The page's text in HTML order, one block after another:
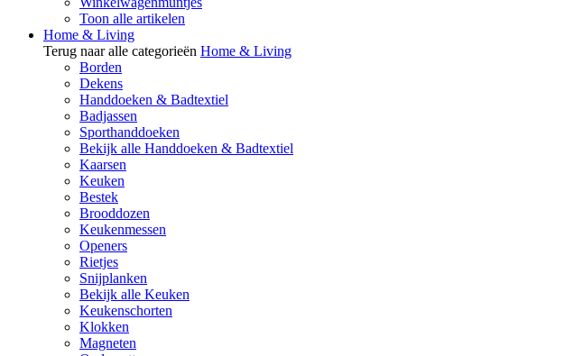
Toon alle artikelen
Home & Living
Terug naar alle categorieën Home & Living
Borden
Dekens
Handdoeken & Badtextiel
Badjassen
Sporthanddoeken
Bekijk alle Handdoeken & Badtextiel
Kaarsen
Keuken
Bestek
Brooddozen
Keukenmessen
Openers
Rietjes
Snijplanken
Bekijk alle Keuken
Keukenschorten
Klokken
Magneten